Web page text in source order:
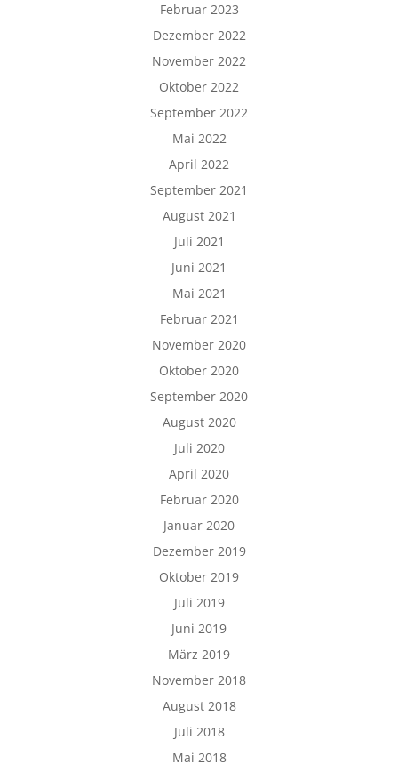
Februar 2023
Dezember 2022
November 2022
Oktober 2022
September 2022
Mai 2022
April 2022
September 2021
August 2021
Juli 2021
Juni 2021
Mai 2021
Februar 2021
November 2020
Oktober 2020
September 2020
August 2020
Juli 2020
April 2020
Februar 2020
Januar 2020
Dezember 2019
Oktober 2019
Juli 2019
Juni 2019
März 2019
November 2018
August 2018
Juli 2018
Mai 2018